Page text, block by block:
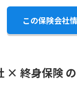
この保険会社
× 終身保険